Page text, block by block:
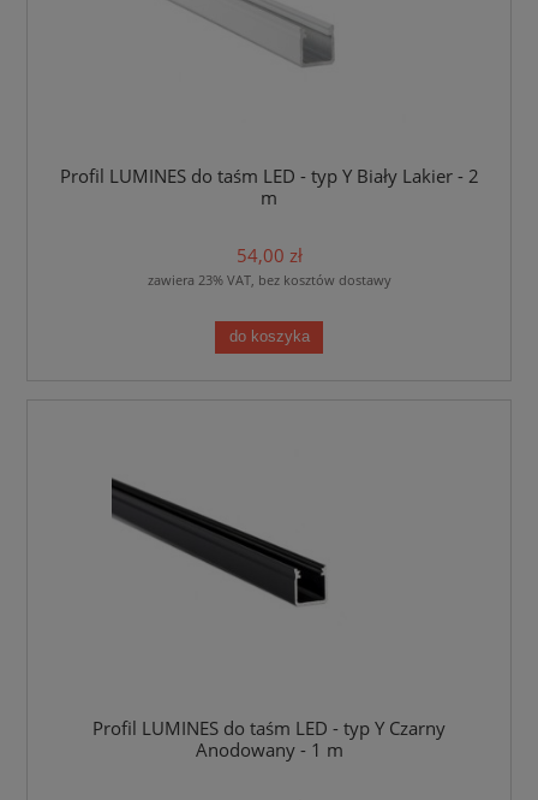
Profil LUMINES do taśm LED - typ Y Biały Lakier - 2
m
54,00 zł
zawiera 23% VAT, bez kosztów dostawy
do koszyka
Profil LUMINES do taśm LED - typ Y Czarny
Anodowany - 1 m